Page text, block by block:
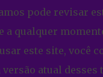
pode revisar
a qualquer
este site, você
atual desses